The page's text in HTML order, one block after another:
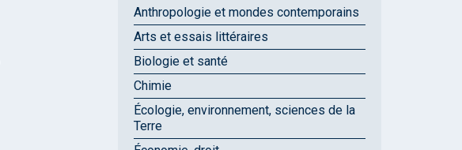
Anthropologie et mondes contemporains
Arts et essais littéraires
Biologie et santé
Chimie
Écologie, environnement, sciences de la
Terre